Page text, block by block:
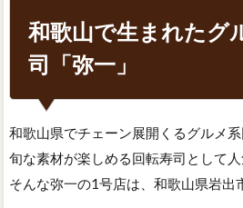
和歌山で生まれたグ
司「弥一」
和歌山県でチェーン展開くるグルメ
旬な素材が楽しめる回転寿司として人
そんな弥一の1号店は、和歌山県岩出